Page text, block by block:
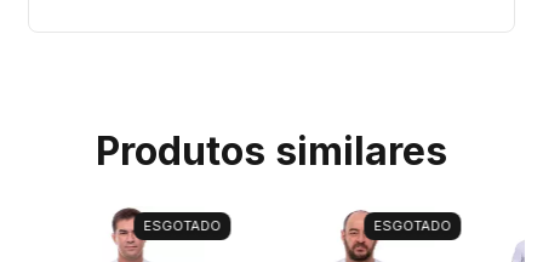
Produtos similares
ESGOTADO ESGOTADO